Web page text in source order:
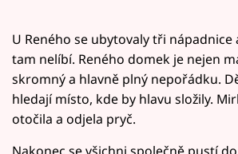
Sledujte nás
U Reného se ubytovaly tři nápadnice
tam nelíbí. Reného domek je nejen
skromný a hlavně plný nepořádku.
hledají místo, kde by hlavu složily.
otočila a odjela pryč.